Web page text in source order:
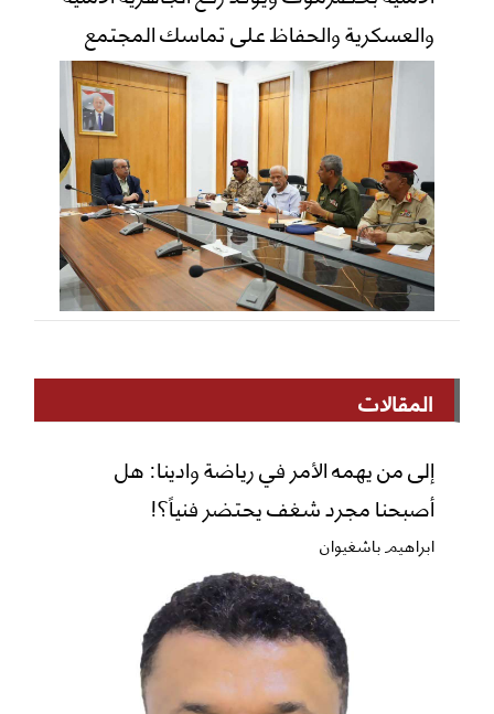
والعسكرية والحفاظ على تماسك المجتمع
المقالات
إلى من يهمه الأمر في رياضة وادينا: هل
أصبحنا مجرد شغف يحتضر فنياً؟!
ابراهيم باشغيوان